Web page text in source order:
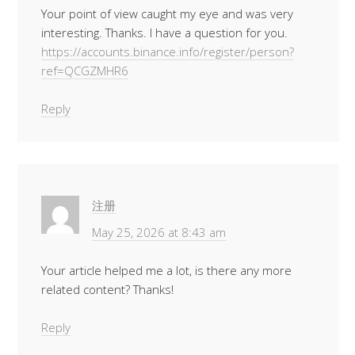
Your point of view caught my eye and was very
interesting. Thanks. I have a question for you.
https://accounts.binance.info/register/person?
ref=QCGZMHR6
Reply
注册
May 25, 2026 at 8:43 am
Your article helped me a lot, is there any more
related content? Thanks!
Reply